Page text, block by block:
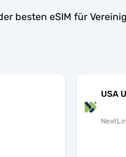
besten eSIM für
USA